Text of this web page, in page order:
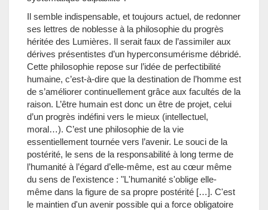
Il semble indispensable, et toujours actuel, de redonner
ses lettres de noblesse à la philosophie du progrès
héritée des Lumières. Il serait faux de l’assimiler aux
dérives présentistes d’un hyperconsumérisme débridé.
Cette philosophie repose sur l’idée de perfectibilité
humaine, c’est-à-dire que la destination de l’homme est
de s’améliorer continuellement grâce aux facultés de la
raison. L’être humain est donc un être de projet, celui
d’un progrès indéfini vers le mieux (intellectuel,
moral…). C’est une philosophie de la vie
essentiellement tournée vers l’avenir. Le souci de la
postérité, le sens de la responsabilité à long terme de
l’humanité à l’égard d’elle-même, est au cœur même
du sens de l’existence : "L'humanité s'oblige elle-
même dans la figure de sa propre postérité […]. C'est
le maintien d'un avenir possible qui a force obligatoire